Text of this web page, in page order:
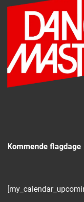
Kommende flagdage